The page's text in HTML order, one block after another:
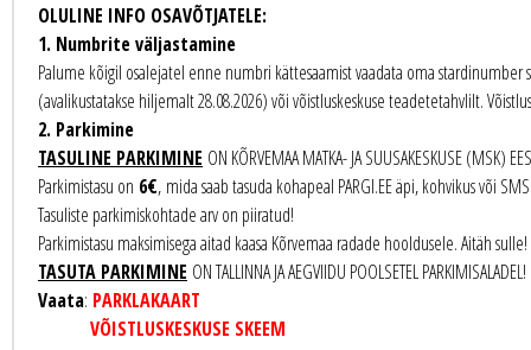
OLULINE INFO OSAVÕTJATELE:
1. Numbrite väljastamine
Palume kõigil osalejatel enne numbri kättesaamist vaadata oma
(avalikustatakse hiljemalt 28.08.2026) või võistluskeskuse teadetetahvlilt.
2. Parkimine
TASULINE PARKIMINE ON KÕRVEMAA MATKA- JA SUUSAKESKUSE (MSK)
Parkimistasu on 6€, mida saab tasuda kohapeal PARGI.EE äpi, kohvikus või
Tasuliste parkimiskohtade arv on piiratud!
Parkimistasu maksimisega aitad kaasa Kõrvemaa radade hooldusele. Aitäh sulle!
TASUTA PARKIMINE ON TALLINNA JA AEGVIIDU POOLSETEL
Vaata: PARKLAKAART
VÕISTLUSKESKUSE SKEEM